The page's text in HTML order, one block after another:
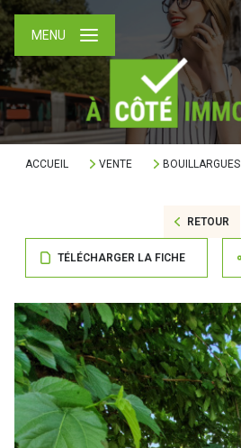
MENU
ACCUEIL VENTE BOUILLARGUES
RETOUR
TÉLÉCHARGER LA FICHE